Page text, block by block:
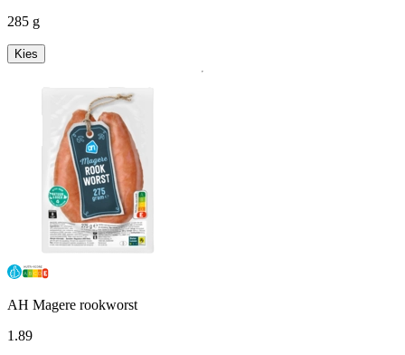
285 g
Kies
AH Magere rookworst
1 .89